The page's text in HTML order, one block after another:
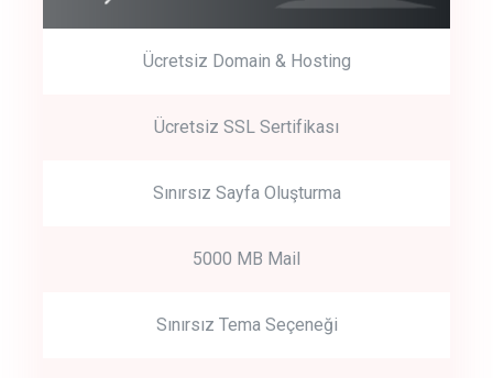
Get Started
Start by trying our service for 30 days free trial no credit card
Ücretsiz Domain & Hosting
Ücretsiz SSL Sertifikası
Sınırsız Sayfa Oluşturma
5000 MB Mail
Sınırsız Tema Seçeneği